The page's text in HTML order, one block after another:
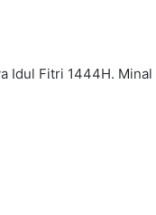
Idul Fitri 1444H. Minal